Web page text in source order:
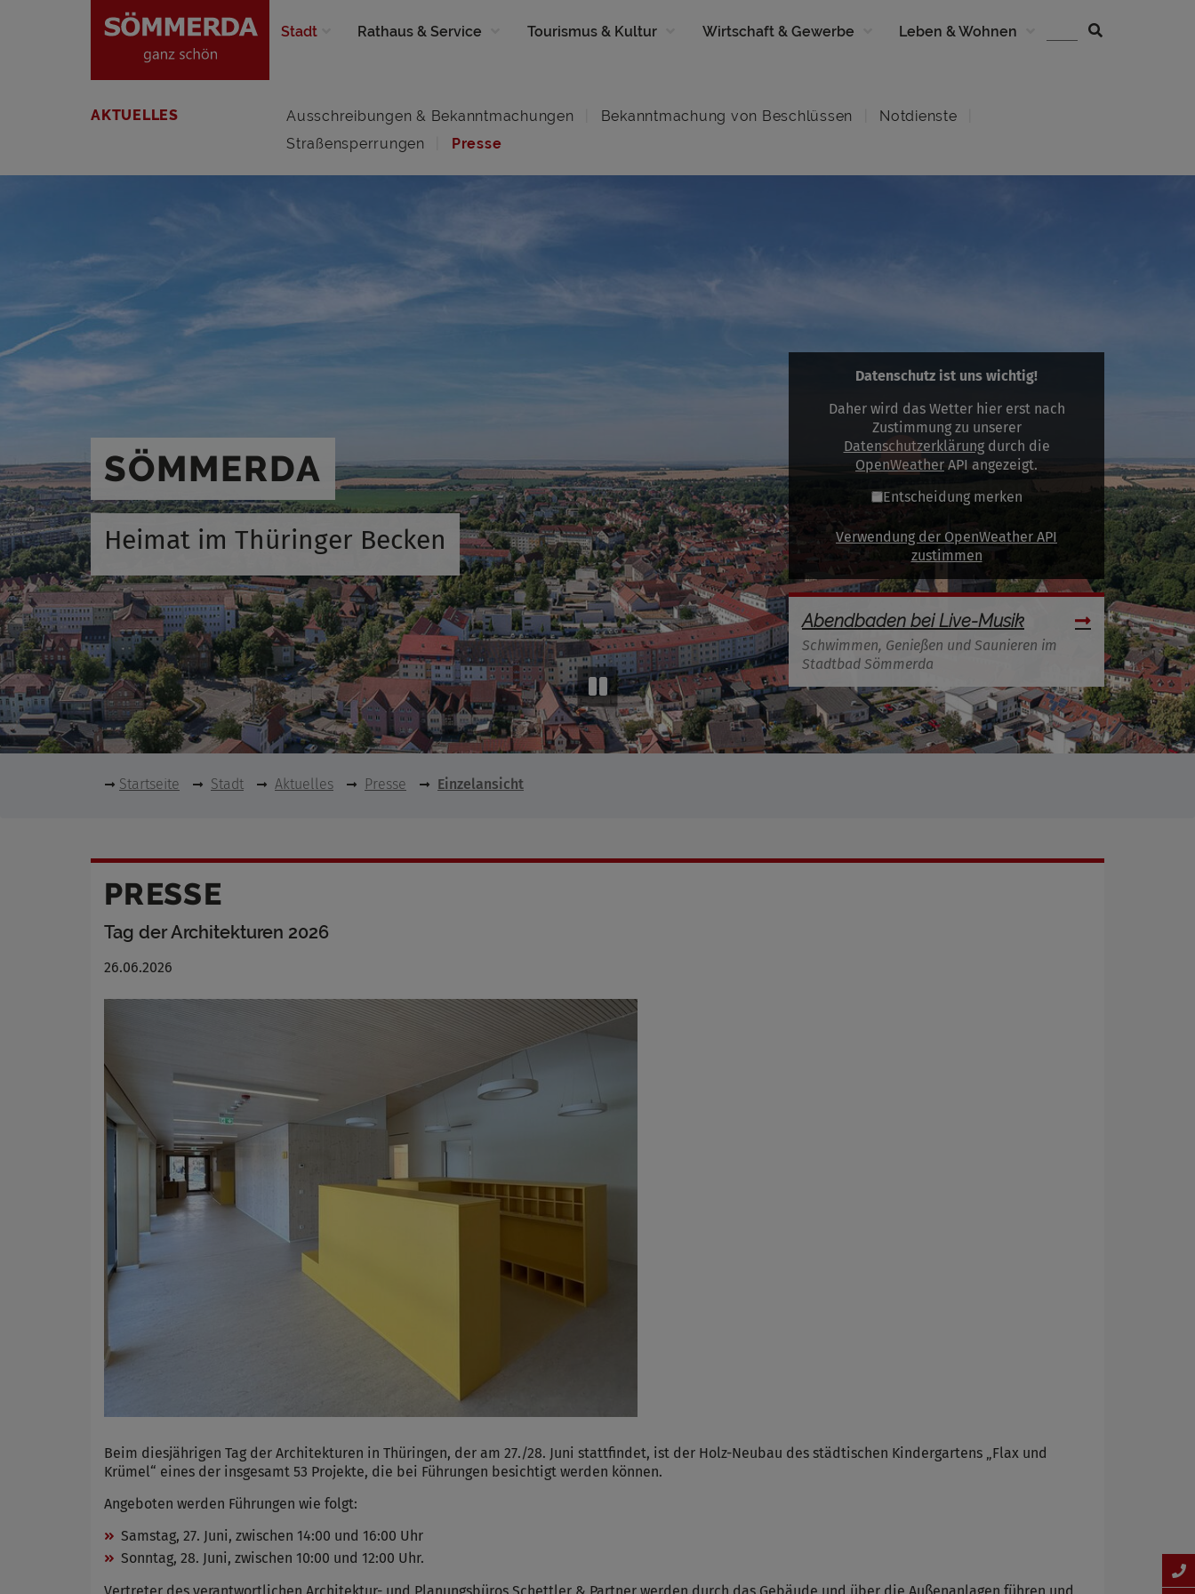
Stadt Rathaus & Service Tourismus & Kultur Wirtschaft & Gewerbe Leben & Wohnen
AKTUELLES Ausschreibungen & Bekanntmachungen Bekanntmachung von Beschlüssen
Notdienste
Straßensperrungen
Presse
SÖMMERDA
Heimat im Thüringer Becken
Datenschutz ist uns wichtig!
Daher wird das Wetter hier erst nach
Zustimmung zu unserer
Datenschutzerklärungdurch die
OpenWeather API angezeigt.
Entscheidung merken
Verwendung der OpenWeather API
zustimmen
Abendbaden bei Live-Musik
Schwimmen, Genießen und Saunieren im
Stadtbad Sömmerda
Startseite Stadt Aktuelles Presse Einzelansicht
PRESSE
Tag der Architekturen 2026
26.06.2026
Beim diesjährigen Tag der Architekturen in Thüringen, der am 27./28. Juni stattfindet, ist der Holz-Neubau des städtischen Kindergartens „Flax und
Krümel“ eines der insgesamt 53 Projekte, die bei Führungen besichtigt werden können.
Angeboten werden Führungen wie folgt:
Samstag, 27. Juni, zwischen 14:00 und 16:00 Uhr
Sonntag, 28. Juni, zwischen 10:00 und 12:00 Uhr.
Vertreter des verantwortlichen Architektur- und Planungsbüros Schettler & Partner werden durch das Gebäude und über die Außenanlagen führen und